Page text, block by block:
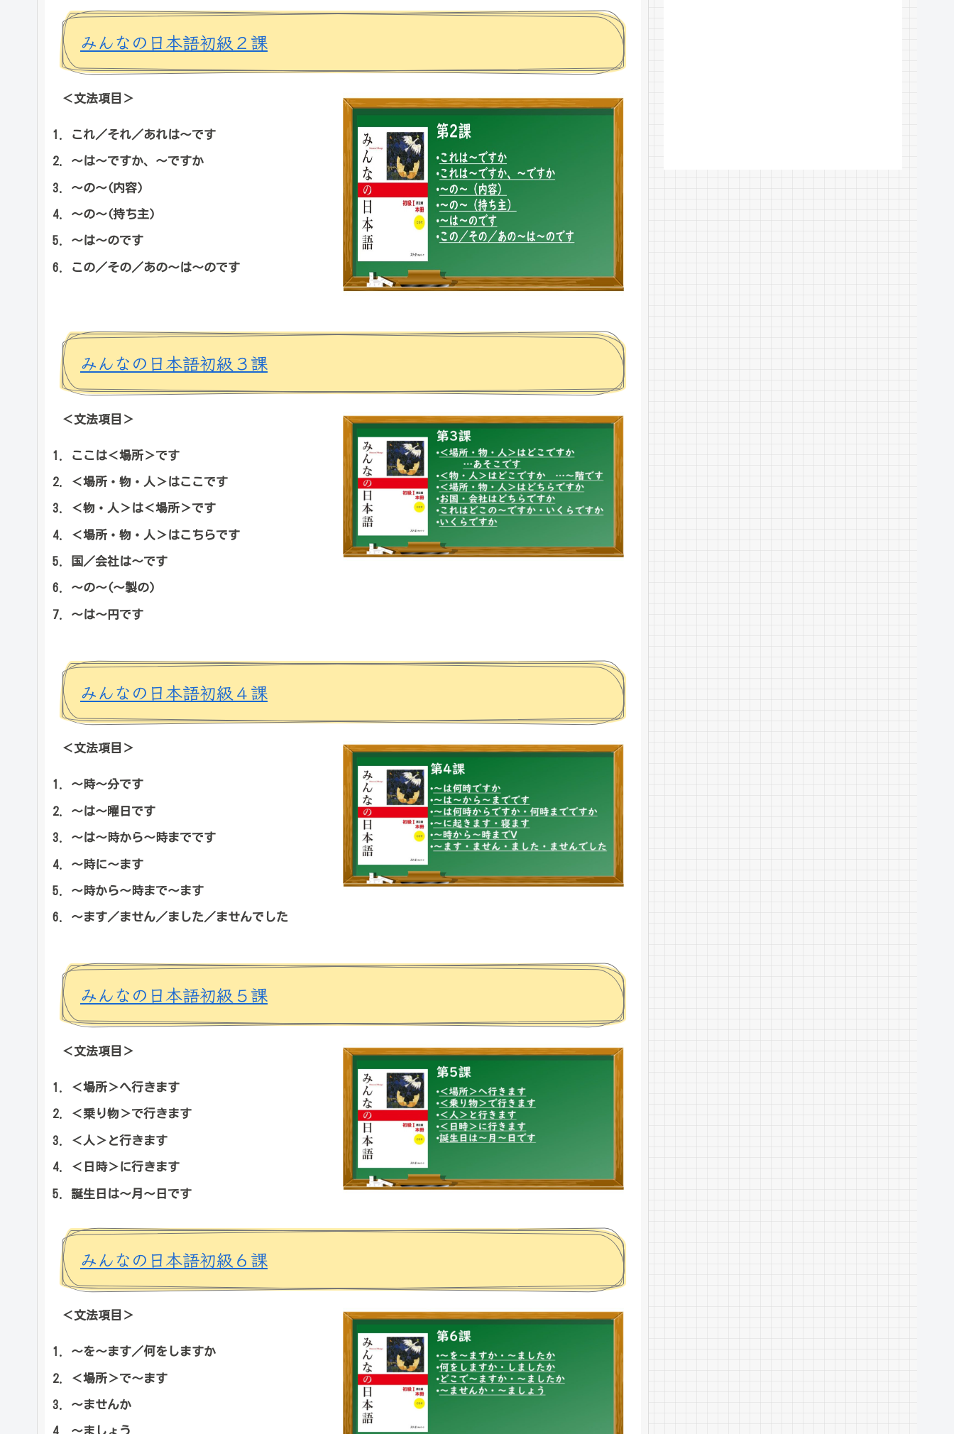
みんなの日本語初級２課
＜文法項目＞
これ／それ／あれは～です
～は～ですか、～ですか
～の～(内容)
～の～(持ち主)
～は～のです
この／その／あの～は～のです
みんなの日本語初級３課
＜文法項目＞
ここは＜場所＞です
＜場所・物・人＞はここです
＜物・人＞は＜場所＞です
＜場所・物・人＞はこちらです
国／会社は～です
～の～(～製の)
～は～円です
みんなの日本語初級４課
＜文法項目＞
～時～分です
～は～曜日です
～は～時から～時までです
～時に～ます
～時から～時まで～ます
～ます／ません／ました／ませんでした
みんなの日本語初級５課
＜文法項目＞
＜場所＞へ行きます
＜乗り物＞で行きます
＜人＞と行きます
＜日時＞に行きます
誕生日は～月～日です
みんなの日本語初級６課
＜文法項目＞
～を～ます／何をしますか
＜場所＞で～ます
～ませんか
～ましょう